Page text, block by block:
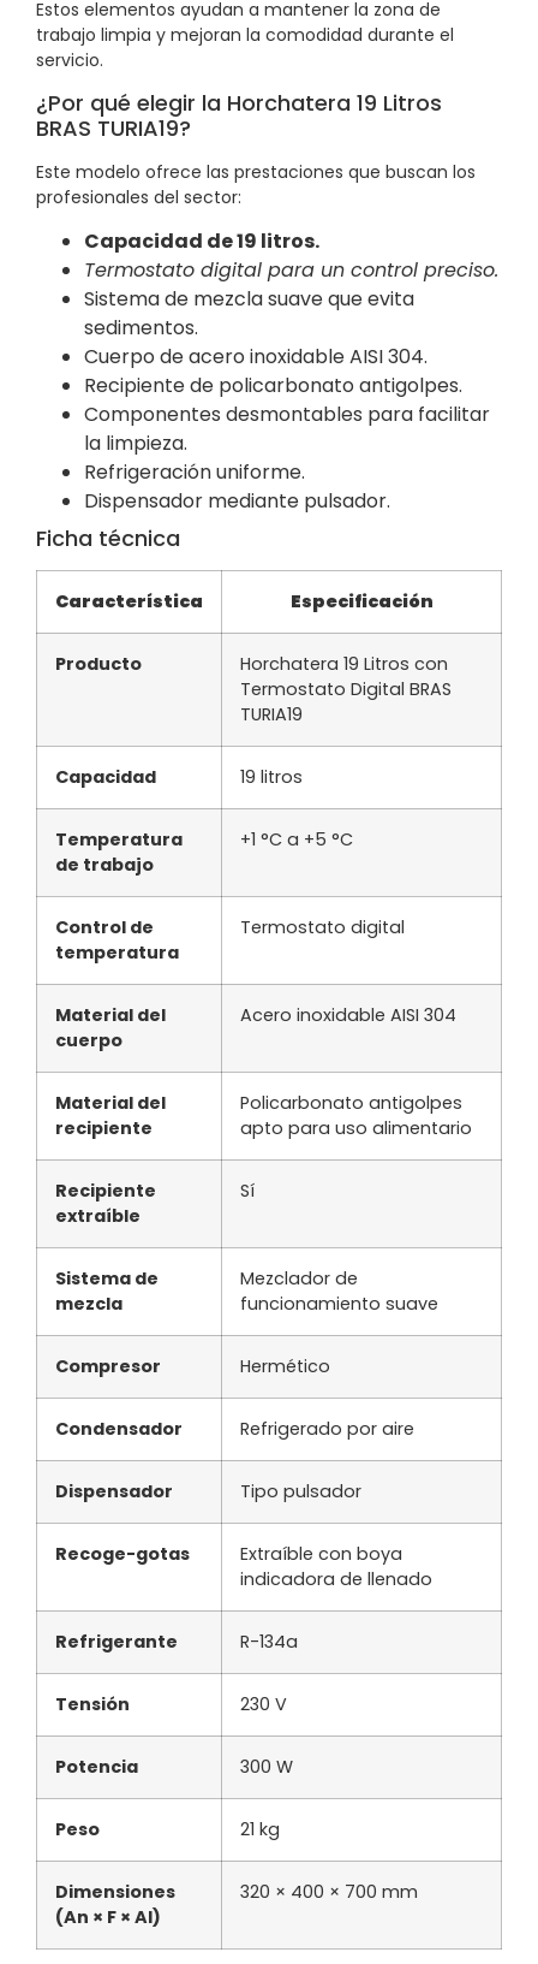
Estos elementos ayudan a mantener la zona de
trabajo limpia y mejoran la comodidad durante el
servicio.
¿Por qué elegir la Horchatera 19 Litros
BRAS TURIA19?
Este modelo ofrece las prestaciones que buscan los
profesionales del sector:
Capacidad de 19 litros.
Termostato digital para un control preciso.
Sistema de mezcla suave que evita
sedimentos.
Cuerpo de acero inoxidable AISI 304.
Recipiente de policarbonato antigolpes.
Componentes desmontables para facilitar
la limpieza.
Refrigeración uniforme.
Dispensador mediante pulsador.
Ficha técnica
Característica Especificación
Producto
Horchatera 19 Litros con
Termostato Digital BRAS
TURIA19
Capacidad 19 litros
Temperatura
de trabajo
+1 °C a +5 °C
Control de
temperatura
Termostato digital
Material del
cuerpo
Acero inoxidable AISI 304
Material del
recipiente
Policarbonato antigolpes
apto para uso alimentario
Recipiente
extraíble
Sí
Sistema de
mezcla
Mezclador de
funcionamiento suave
Compresor Hermético
Condensador Refrigerado por aire
Dispensador Tipo pulsador
Recoge-gotas
Extraíble con boya
indicadora de llenado
Refrigerante R-134a
Tensión 230 V
Potencia 300 W
Peso 21 kg
Dimensiones
(An × F × Al)
320 × 400 × 700 mm